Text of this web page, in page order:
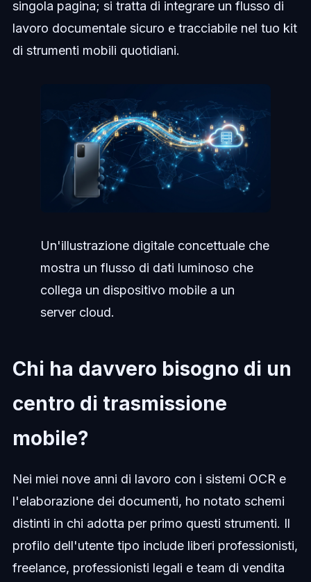
singola pagina; si tratta di integrare un flusso di
lavoro documentale sicuro e tracciabile nel tuo kit
di strumenti mobili quotidiani.
Un'illustrazione digitale concettuale che
mostra un flusso di dati luminoso che
collega un dispositivo mobile a un
server cloud.
Chi ha davvero bisogno di un
centro di trasmissione
mobile?
Nei miei nove anni di lavoro con i sistemi OCR e
l'elaborazione dei documenti, ho notato schemi
distinti in chi adotta per primo questi strumenti. Il
profilo dell'utente tipo include liberi professionisti,
freelance, professionisti legali e team di vendita